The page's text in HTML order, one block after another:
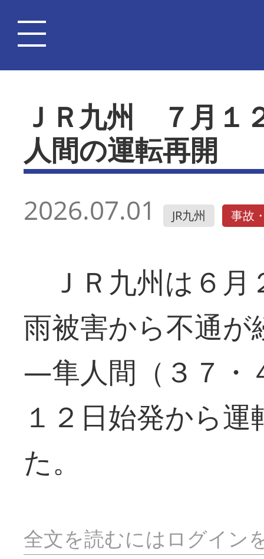
ＪＲ九州 ７月１
人間の運転再開
2026.07.01 JR九州 事故
ＪＲ九州は６月
雨被害から不通
―隼人間（３７・
１２日始発から
た。
全文を読むにはログイン